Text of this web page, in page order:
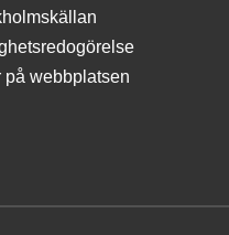
på webbplatsen